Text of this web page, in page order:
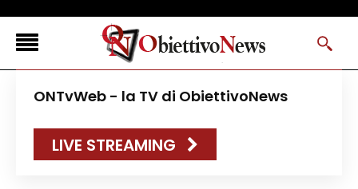
FLASH NEWS
NEWS DAL RESTO D’ITALIA
ONTvWeb - la TV di ObiettivoNews
LIVE STREAMING